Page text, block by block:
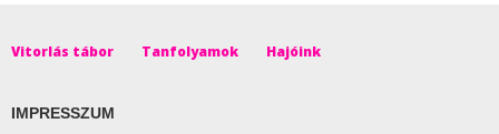
Vitorlás tábor Tanfolyamok Hajóink
IMPRESSZUM